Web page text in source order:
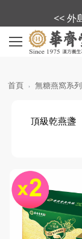
<< 外
首頁 無糖燕窩系列
頂級乾燕盞